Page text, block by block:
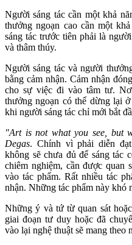
Người sáng tác cần một khả
thưởng ngoạn cao cần một
sáng tác trước tiên phải là
và thâm thúy.
Người sáng tác và người
bằng cảm nhận. Cảm nhận
cho sự việc đi vào tâm tư.
thưởng ngoạn có thể dừng lại
khi người sáng tác chỉ mới bắt
"Art is not what you see, but
Degas. Chính vì phải diễn
không sẽ chưa đủ để sáng tác
chiêm nghiệm, cần được quan
vào tác phẩm. Rất nhiều tác
nhận. Những tác phẩm này khó
Những ý và tứ từ quan sát
giai đoạn tư duy hoặc đã
vào lại nghệ thuật sẽ mang theo